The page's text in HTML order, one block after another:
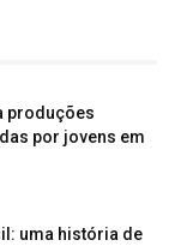
produções
por jovens em
uma história de